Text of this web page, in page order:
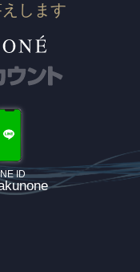
します
ID